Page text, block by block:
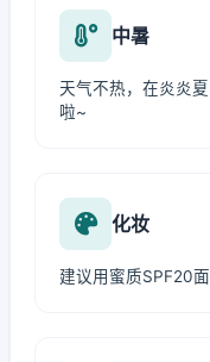
中暑
天气不热，在炎炎
啦~
化妆
建议用蜜质SPF20